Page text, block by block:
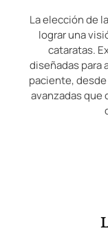
La elección de
lograr una
cataratas.
diseñadas para
paciente,
avanzadas que